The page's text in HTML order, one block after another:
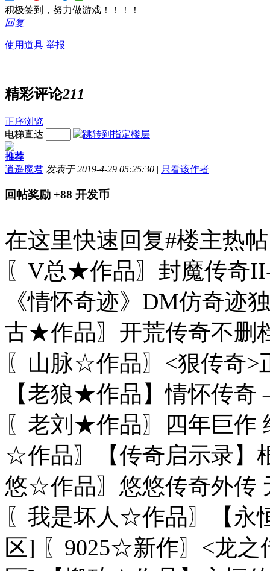
积极签到，努力做游戏！！！！
回复
使用道具 举报
精彩评论211
正序浏览
电梯直达
推荐
逍遥魔君 发表于 2019-4-29 05:25:30 | 只看该作者
回帖奖励 +88 开发币
在这里快速回复#楼主热
〖V总★作品〗封魔传奇
《情怀奇迹》DM仿奇迹
古★作品〗开荒传奇不删
〖山脉☆作品〗<狠传奇>
【老狼★作品】情怀传
〖老刘★作品〗四年巨作
☆作品〗【传奇启示录】
悠☆作品〗悠悠传奇外传
〖我是坏人☆作品〗【永
区] 〖9025☆新作〗<龙之